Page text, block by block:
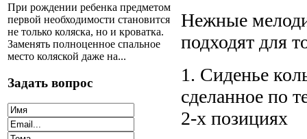
При рождении ребенка предметом
первой необходимости становится
не только коляска, но и кроватка.
Заменять полноценное спальное
место коляской даже на...
Задать вопрос
Нежные
подходят для
1. Сиденье
сделанное по
2-х позициях